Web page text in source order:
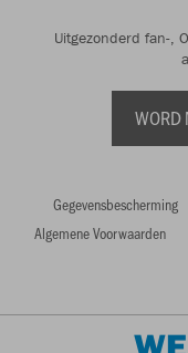
Uitgezonderd fan-,
WORD
Gegevensbescherming
Algemene Voorwaarden